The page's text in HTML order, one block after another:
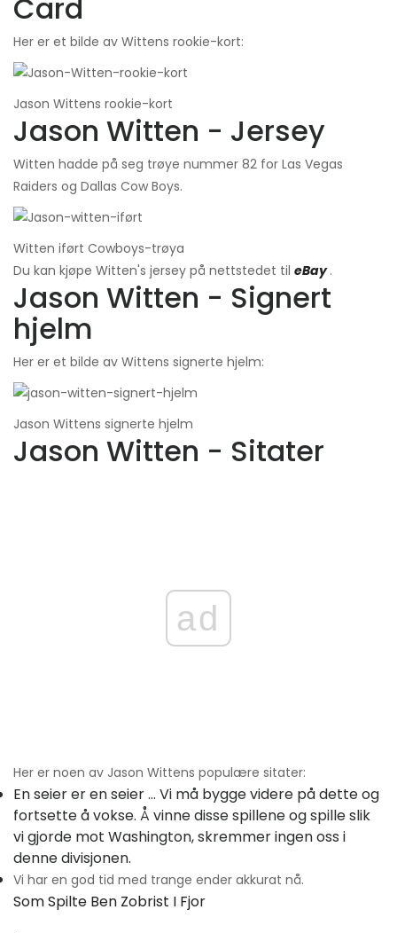
Card
Her er et bilde av Wittens rookie-kort:
Jason Wittens rookie-kort
Jason Witten - Jersey
Witten hadde på seg trøye nummer 82 for Las Vegas
Raiders og Dallas Cow Boys.
Witten iført Cowboys-trøya
Du kan kjøpe Witten's jersey på nettstedet til eBay .
Jason Witten - Signert
hjelm
Her er et bilde av Wittens signerte hjelm:
Jason Wittens signerte hjelm
Jason Witten - Sitater
ad
Her er noen av Jason Wittens populære sitater:
En seier er en seier ... Vi må bygge videre på dette og
fortsette å vokse. Å vinne disse spillene og spille slik
vi gjorde mot Washington, skremmer ingen oss i
denne divisjonen.
Vi har en god tid med trange ender akkurat nå.
Som Spilte Ben Zobrist I Fjor